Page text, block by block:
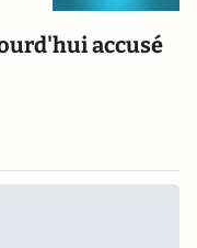
accusé